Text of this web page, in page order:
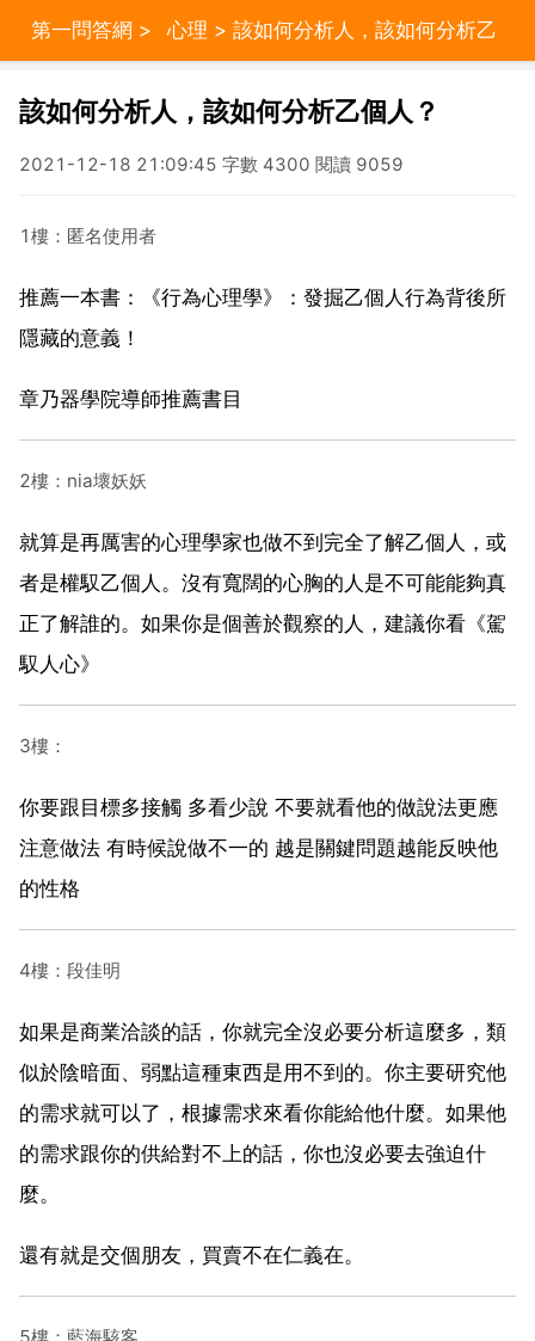
第一問答網 > 心理 > 該如何分析人，該如何分析乙
個人？
該如何分析人，該如何分析乙個人？
2021-12-18 21:09:45 字數 4300 閱讀 9059
1樓：匿名使用者
推薦一本書：《行為心理學》：發掘乙個人行為背後所
隱藏的意義！
章乃器學院導師推薦書目
2樓：nia壞妖妖
就算是再厲害的心理學家也做不到完全了解乙個人，或
者是權馭乙個人。沒有寬闊的心胸的人是不可能能夠真
正了解誰的。如果你是個善於觀察的人，建議你看《駕
馭人心》
3樓：
你要跟目標多接觸 多看少說 不要就看他的做說法更應
注意做法 有時候說做不一的 越是關鍵問題越能反映他
的性格
4樓：段佳明
如果是商業洽談的話，你就完全沒必要分析這麼多，類
似於陰暗面、弱點這種東西是用不到的。你主要研究他
的需求就可以了，根據需求來看你能給他什麼。如果他
的需求跟你的供給對不上的話，你也沒必要去強迫什
麼。
還有就是交個朋友，買賣不在仁義在。